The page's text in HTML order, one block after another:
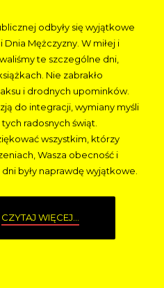
odbyły się wyjątkowe
Mężczyzny. W miłej i
te szczególne dni,
Nie zabrakło
i drodnych upominków.
do integracji, wymiany myśli
radosnych świąt.
wszystkim, którzy
Wasza obecność i
były naprawdę wyjątkowe.
CZYTAJ WIĘCEJ...